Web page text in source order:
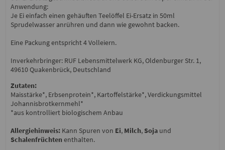
Anwendung:
Je Ei einfach einen gehäuften Teelöffel Ei-Ersatz in 50ml
Sprudelwasser anrühren und dann wie gewohnt backen.
Eine Packung entspricht 4 Volleiern.
Inverkehrbringer: RUF Lebensmittelwerk KG, Oldenburger Str. 1,
49610 Quakenbrück, Deutschland
Zutaten:
Maisstärke*, Erbsenprotein*, Kartoffelstärke*, Verdickungsmittel
Johannisbrotkernmehl*
*aus kontrolliert biologischem Anbau
Allergiehinweis:Kann Spuren von Ei, Milch,Sojaund
Schalenfrüchten enthalten.